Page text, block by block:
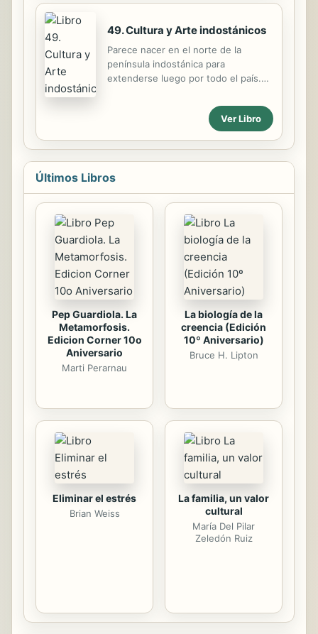
el éxito...
49. Cultura y Arte indostánicos
Parece nacer en el norte de la
península indostánica para
extenderse luego por todo el país.
por Java e Indochina y otras zonas
del Índico. Presentamos aquí una
breve muestra de sus producciones
más notorias y conocidas que sin
duda tuvieron cierta influencia en el
arte occidental a partir del
renacimiento pues el comercio con
los países Índicos se intensificó a
partir de esas fechas.
Ver Libro
Últimos Libros
Pep Guardiola. La
Metamorfosis.
Edicion Corner 10o
Aniversario
Marti Perarnau
La biología de la
creencia (Edición
10º Aniversario)
Bruce H. Lipton
Eliminar el estrés
Brian Weiss
La familia, un valor
cultural
María Del Pilar
Zeledón Ruiz